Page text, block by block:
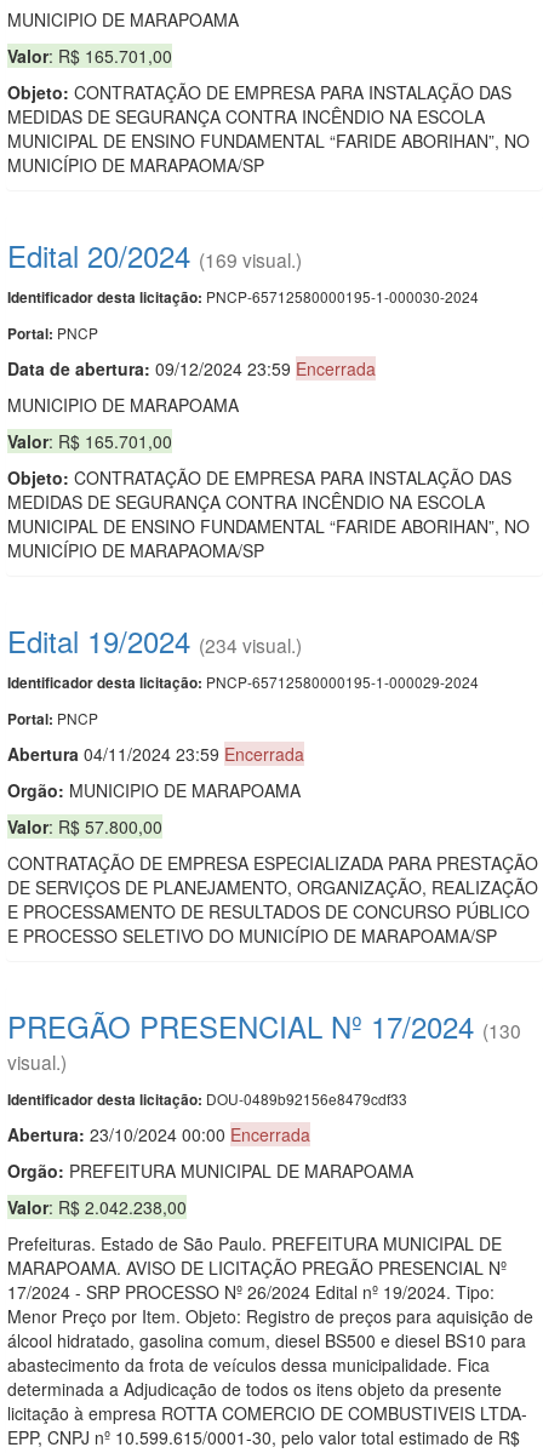
MUNICIPIO DE MARAPOAMA
Valor: R$ 165.701,00
Objeto: CONTRATAÇÃO DE EMPRESA PARA INSTALAÇÃO DAS
MEDIDAS DE SEGURANÇA CONTRA INCÊNDIO NA ESCOLA
MUNICIPAL DE ENSINO FUNDAMENTAL “FARIDE ABORIHAN”, NO
MUNICÍPIO DE MARAPAOMA/SP
Edital 20/2024 (169 visual.)
Identificador desta licitação: PNCP-65712580000195-1-000030-2024
Portal: PNCP
Data de abertura: 09/12/2024 23:59 Encerrada
MUNICIPIO DE MARAPOAMA
Valor: R$ 165.701,00
Objeto: CONTRATAÇÃO DE EMPRESA PARA INSTALAÇÃO DAS
MEDIDAS DE SEGURANÇA CONTRA INCÊNDIO NA ESCOLA
MUNICIPAL DE ENSINO FUNDAMENTAL “FARIDE ABORIHAN”, NO
MUNICÍPIO DE MARAPAOMA/SP
Edital 19/2024 (234 visual.)
Identificador desta licitação: PNCP-65712580000195-1-000029-2024
Portal: PNCP
Abertura 04/11/2024 23:59 Encerrada
Orgão: MUNICIPIO DE MARAPOAMA
Valor: R$ 57.800,00
CONTRATAÇÃO DE EMPRESA ESPECIALIZADA PARA PRESTAÇÃO
DE SERVIÇOS DE PLANEJAMENTO, ORGANIZAÇÃO, REALIZAÇÃO
E PROCESSAMENTO DE RESULTADOS DE CONCURSO PÚBLICO
E PROCESSO SELETIVO DO MUNICÍPIO DE MARAPOAMA/SP
PREGÃO PRESENCIAL Nº 17/2024 (130
visual.)
Identificador desta licitação: DOU-0489b92156e8479cdf33
Abertura: 23/10/2024 00:00 Encerrada
Orgão: PREFEITURA MUNICIPAL DE MARAPOAMA
Valor: R$ 2.042.238,00
Prefeituras. Estado de São Paulo. PREFEITURA MUNICIPAL DE
MARAPOAMA. AVISO DE LICITAÇÃO PREGÃO PRESENCIAL Nº
17/2024 - SRP PROCESSO Nº 26/2024 Edital nº 19/2024. Tipo:
Menor Preço por Item. Objeto: Registro de preços para aquisição de
álcool hidratado, gasolina comum, diesel BS500 e diesel BS10 para
abastecimento da frota de veículos dessa municipalidade. Fica
determinada a Adjudicação de todos os itens objeto da presente
licitação à empresa ROTTA COMERCIO DE COMBUSTIVEIS LTDA-
EPP, CNPJ nº 10.599.615/0001-30, pelo valor total estimado de R$